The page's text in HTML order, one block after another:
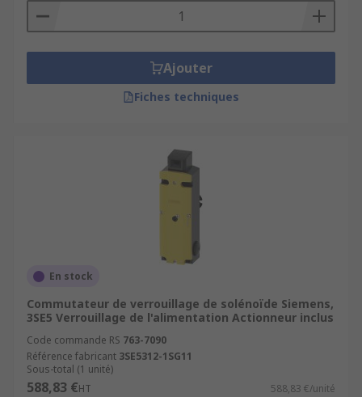
Ajouter
Fiches techniques
En stock
Commutateur de verrouillage de solénoïde Siemens,
3SE5 Verrouillage de l'alimentation Actionneur inclus
Code commande RS 763-7090
Référence fabricant 3SE5312-1SG11
Sous-total (1 unité)
588,83 €HT 588,83 €/unité